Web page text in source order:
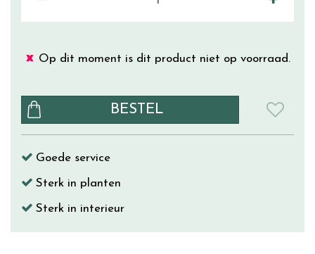
Op dit moment is dit product niet op voorraad.
Goede service
Sterk in planten
Sterk in interieur